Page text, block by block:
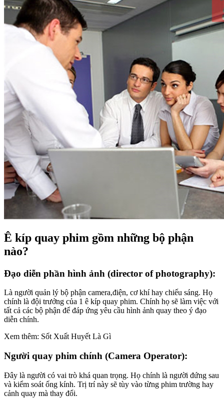
Ê kíp quay phim gồm những bộ phận
nào?
Đạo diễn phần hình ảnh (director of photography):
Là người quản lý bộ phận camera,điện, cơ khí hay chiếu sáng. Họ
chính là đội trưởng của 1 ê kíp quay phim. Chính họ sẽ làm việc với
tất cả các bộ phận để đáp ứng yêu cầu hình ảnh quay theo ý đạo
diễn chính.
Xem thêm: Sốt Xuất Huyết Là Gì
Người quay phim chính (Camera Operator):
Đây là người có vai trò khá quan trọng. Họ chính là người đứng sau
và kiểm soát ống kính. Trị trí này sẽ tùy vào từng phim trường hay
cảnh quay mà thay đổi.